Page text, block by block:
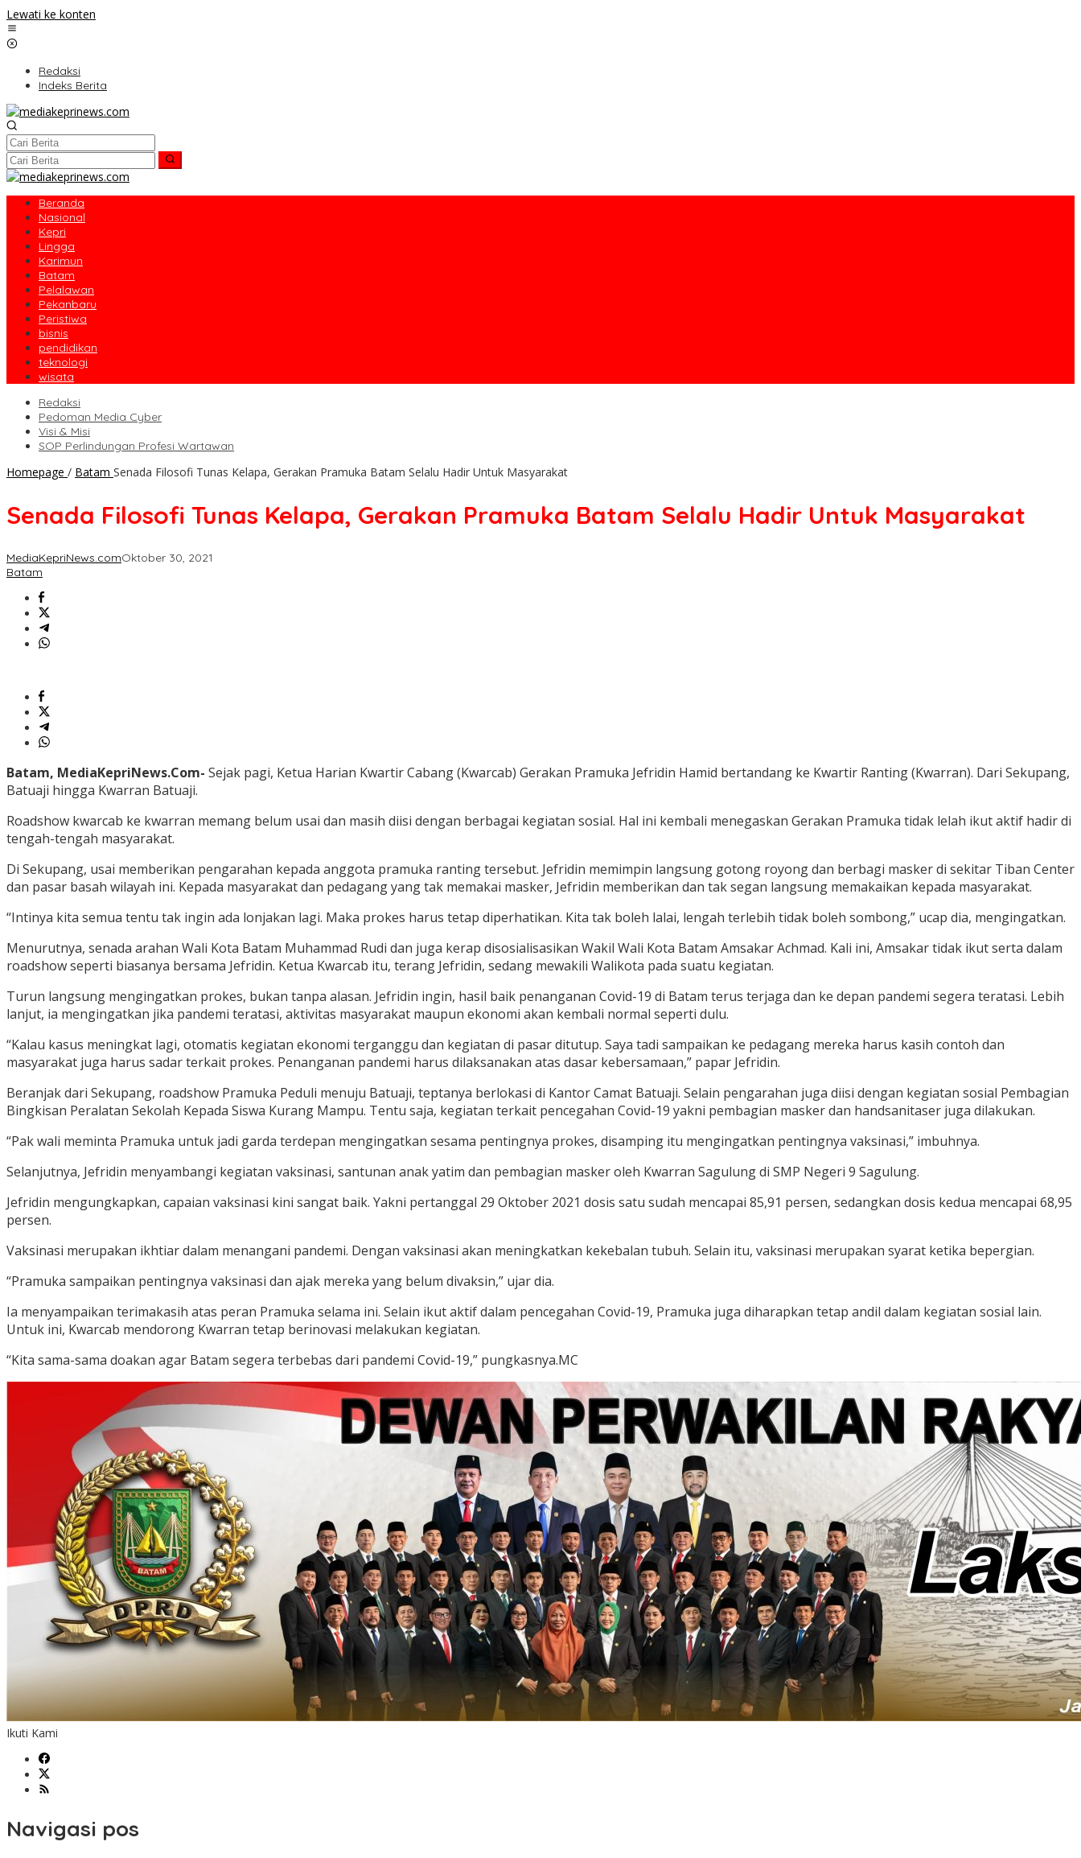
Lewati ke konten
Redaksi
Indeks Berita
Beranda
Nasional
Kepri
Lingga
Karimun
Batam
Pelalawan
Pekanbaru
Peristiwa
bisnis
pendidikan
teknologi
wisata
Redaksi
Pedoman Media Cyber
Visi & Misi
SOP Perlindungan Profesi Wartawan
Homepage / Batam Senada Filosofi Tunas Kelapa, Gerakan Pramuka Batam Selalu Hadir Untuk Masyarakat
Senada Filosofi Tunas Kelapa, Gerakan Pramuka Batam Selalu Hadir Untuk Masyarakat
MediaKepriNews.comOktober 30, 2021
Batam
Batam, MediaKepriNews.Com- Sejak pagi, Ketua Harian Kwartir Cabang (Kwarcab) Gerakan Pramuka Jefridin Hamid bertandang ke Kwartir Ranting (Kwarran). Dari Sekupang,
Batuaji hingga Kwarran Batuaji.
Roadshow kwarcab ke kwarran memang belum usai dan masih diisi dengan berbagai kegiatan sosial. Hal ini kembali menegaskan Gerakan Pramuka tidak lelah ikut aktif hadir di
tengah-tengah masyarakat.
Di Sekupang, usai memberikan pengarahan kepada anggota pramuka ranting tersebut. Jefridin memimpin langsung gotong royong dan berbagi masker di sekitar Tiban Center
dan pasar basah wilayah ini. Kepada masyarakat dan pedagang yang tak memakai masker, Jefridin memberikan dan tak segan langsung memakaikan kepada masyarakat.
“Intinya kita semua tentu tak ingin ada lonjakan lagi. Maka prokes harus tetap diperhatikan. Kita tak boleh lalai, lengah terlebih tidak boleh sombong,” ucap dia, mengingatkan.
Menurutnya, senada arahan Wali Kota Batam Muhammad Rudi dan juga kerap disosialisasikan Wakil Wali Kota Batam Amsakar Achmad. Kali ini, Amsakar tidak ikut serta dalam
roadshow seperti biasanya bersama Jefridin. Ketua Kwarcab itu, terang Jefridin, sedang mewakili Walikota pada suatu kegiatan.
Turun langsung mengingatkan prokes, bukan tanpa alasan. Jefridin ingin, hasil baik penanganan Covid-19 di Batam terus terjaga dan ke depan pandemi segera teratasi. Lebih
lanjut, ia mengingatkan jika pandemi teratasi, aktivitas masyarakat maupun ekonomi akan kembali normal seperti dulu.
“Kalau kasus meningkat lagi, otomatis kegiatan ekonomi terganggu dan kegiatan di pasar ditutup. Saya tadi sampaikan ke pedagang mereka harus kasih contoh dan
masyarakat juga harus sadar terkait prokes. Penanganan pandemi harus dilaksanakan atas dasar kebersamaan,” papar Jefridin.
Beranjak dari Sekupang, roadshow Pramuka Peduli menuju Batuaji, teptanya berlokasi di Kantor Camat Batuaji. Selain pengarahan juga diisi dengan kegiatan sosial Pembagian
Bingkisan Peralatan Sekolah Kepada Siswa Kurang Mampu. Tentu saja, kegiatan terkait pencegahan Covid-19 yakni pembagian masker dan handsanitaser juga dilakukan.
“Pak wali meminta Pramuka untuk jadi garda terdepan mengingatkan sesama pentingnya prokes, disamping itu mengingatkan pentingnya vaksinasi,” imbuhnya.
Selanjutnya, Jefridin menyambangi kegiatan vaksinasi, santunan anak yatim dan pembagian masker oleh Kwarran Sagulung di SMP Negeri 9 Sagulung.
Jefridin mengungkapkan, capaian vaksinasi kini sangat baik. Yakni pertanggal 29 Oktober 2021 dosis satu sudah mencapai 85,91 persen, sedangkan dosis kedua mencapai 68,95
persen.
Vaksinasi merupakan ikhtiar dalam menangani pandemi. Dengan vaksinasi akan meningkatkan kekebalan tubuh. Selain itu, vaksinasi merupakan syarat ketika bepergian.
“Pramuka sampaikan pentingnya vaksinasi dan ajak mereka yang belum divaksin,” ujar dia.
Ia menyampaikan terimakasih atas peran Pramuka selama ini. Selain ikut aktif dalam pencegahan Covid-19, Pramuka juga diharapkan tetap andil dalam kegiatan sosial lain.
Untuk ini, Kwarcab mendorong Kwarran tetap berinovasi melakukan kegiatan.
“Kita sama-sama doakan agar Batam segera terbebas dari pandemi Covid-19,” pungkasnya.MC
Ikuti Kami
Navigasi pos